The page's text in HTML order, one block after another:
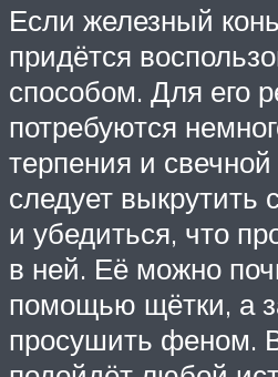
Если железный
придётся
способом. Для его
потребуются
терпения и
следует выкрутить
и убедиться, что
в ней. Её можно
помощью щётки, а
просушить феном.